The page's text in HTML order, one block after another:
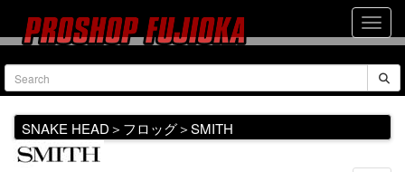
SNAKE HEAD＞フロッグ＞SMITH